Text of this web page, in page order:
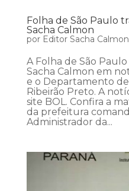
Folha de São Paulo
Sacha Calmon
por Editor Sacha Calmon
A Folha de São
Sacha Calmon em
e o Departamento
Ribeirão Preto. A
site BOL. Confira a
da prefeitura
Administrador da...